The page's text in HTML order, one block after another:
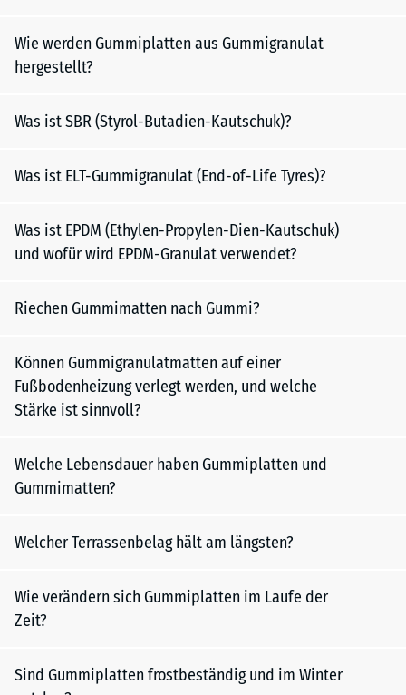
Wie werden Gummiplatten aus Gummigranulat
hergestellt?
Was ist SBR (Styrol-Butadien-Kautschuk)?
Was ist ELT-Gummigranulat (End-of-Life Tyres)?
Was ist EPDM (Ethylen-Propylen-Dien-Kautschuk)
und wofür wird EPDM-Granulat verwendet?
Riechen Gummimatten nach Gummi?
Können Gummigranulatmatten auf einer
Fußbodenheizung verlegt werden, und welche
Stärke ist sinnvoll?
Welche Lebensdauer haben Gummiplatten und
Gummimatten?
Welcher Terrassenbelag hält am längsten?
Wie verändern sich Gummiplatten im Laufe der
Zeit?
Sind Gummiplatten frostbeständig und im Winter